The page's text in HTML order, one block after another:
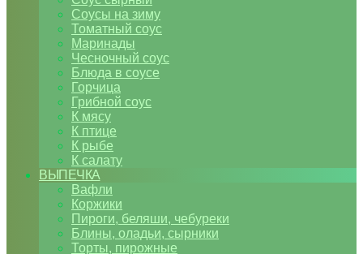
Соусы на зиму
Томатный соус
Маринады
Чесночный соус
Блюда в соусе
Горчица
Грибной соус
К мясу
К птице
К рыбе
К салату
ВЫПЕЧКА
Вафли
Коржики
Пироги, беляши, чебуреки
Блины, оладьи, сырники
Торты, пирожные